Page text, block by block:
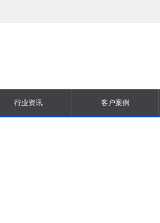
行业资讯 客户案例